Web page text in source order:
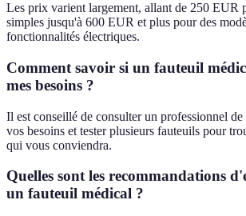
Les prix varient largement, allant de 250 EUR
simples jusqu'à 600 EUR et plus pour des
fonctionnalités électriques.
Comment savoir si un fauteuil
mes besoins ?
Il est conseillé de consulter un professionnel
vos besoins et tester plusieurs fauteuils pour
qui vous conviendra.
Quelles sont les recommandations
un fauteuil médical ?